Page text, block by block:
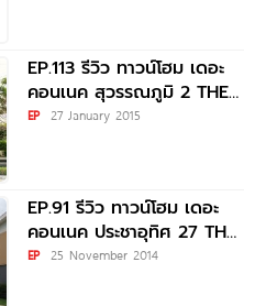
EP.113 รีวิว ทาวน์โฮม เดอะ
คอนเนค สุวรรณภูมิ 2 THE
CONNECT
EP 27 January 2015
EP.91 รีวิว ทาวน์โฮม เดอะ
คอนเนค ประชาอุทิศ 27 THE
CONNECT PRACHAUTHIT
EP 25 November 2014